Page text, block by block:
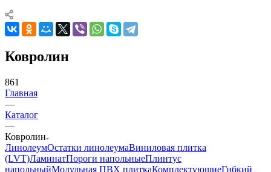
Ковролин
861
Главная
—
Каталог
—
Ковролин
ЛинолеумОстатки линолеумаВиниловая плитка
(LVT)ЛаминатПороги напольныеПлинтус
напольныйМодульная ПВХ плиткаКомплектующиеГибкий